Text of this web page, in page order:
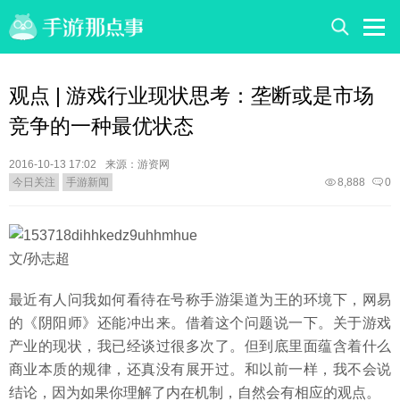
观点 | 游戏行业现状思考：垄断或是市场
竞争的一种最优状态
2016-10-13 17:02
来源：游资网
今日关注
手游新闻 0
8,888
文/孙志超
最近有人问我如何看待在号称手游渠道为王的环境下，网易
的《阴阳师》还能冲出来。借着这个问题说一下。关于游戏
产业的现状，我已经谈过很多次了。但到底里面蕴含着什么
商业本质的规律，还真没有展开过。和以前一样，我不会说
结论，因为如果你理解了内在机制，自然会有相应的观点。